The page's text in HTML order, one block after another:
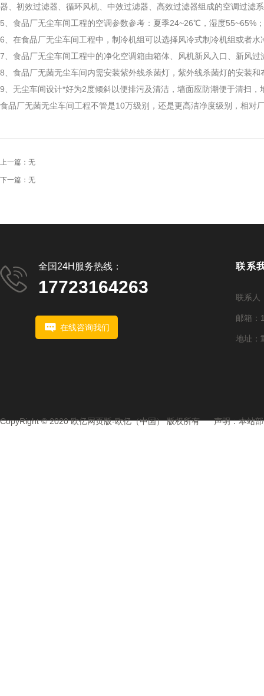
器、初效过滤器、循环风机、中效过滤器、高效过滤器组成的空调过滤
5、食品厂无尘车间工程的空调参数参考：夏季24~26℃，湿度55~65%
6、在食品厂无尘车间工程中，制冷机组可以选择风冷式制冷机组或者
7、食品厂无尘车间工程中的净化空调箱由箱体、风机新风入口、新风
8、食品厂无菌无尘车间内需安装紫外线杀菌灯，紫外线杀菌灯的安装和
9、无尘车间设计*好为2度倾斜以便排污及清洁，墙面应防潮便于清扫，
食品厂无菌无尘车间工程不管是10万级别，还是更高洁净度级别，相
上一篇： 无
下一篇： 无
全国24H服务热线：
17723164263
在线咨询我们
联系
联系人
邮箱：
地址：
CopyRight © 2020 欧亿网页版-欧亿（中国） 版权所有 声明：本站部